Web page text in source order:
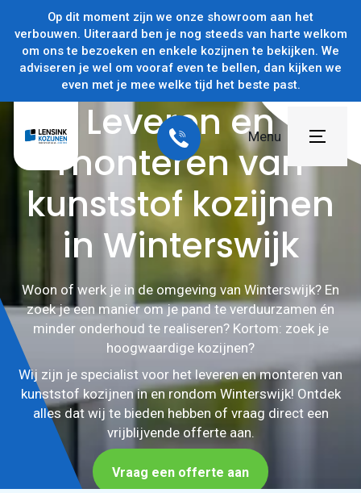
Op dit moment zijn we onze showroom aan het
verbouwen. Uiteraard ben je nog steeds van harte welkom
om ons te bezoeken en enkele kozijnen te bekijken. We
adviseren je wel om vooraf even te bellen, dan kijken we
even met je mee welke tijd het beste past.
Menu
Producten
Projecten
Subsidies
Over ons
Vraag een
offerte aan
Leveren en
monteren van
kunststof kozijnen
in Winterswijk
Woon of werk je in de omgeving van Winterswijk? En
zoek je een manier om je pand te verduurzamen én
minder onderhoud te realiseren? Kortom: zoek je
hoogwaardige kozijnen?
Wij zijn je specialist voor het leveren en monteren van
kunststof kozijnen in en rondom Winterswijk! Ontdek
alles dat wij te bieden hebben of vraag direct een
vrijblijvende offerte aan.
Vraag een offerte aan